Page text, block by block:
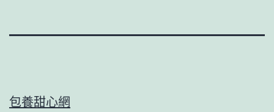
包養甜心網